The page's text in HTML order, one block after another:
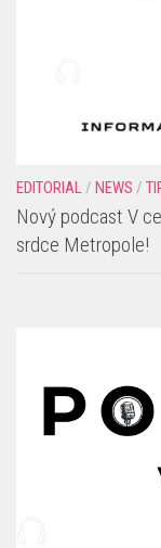
EDITORIAL / NEWS /
Nový podcast V
srdce Metropole!